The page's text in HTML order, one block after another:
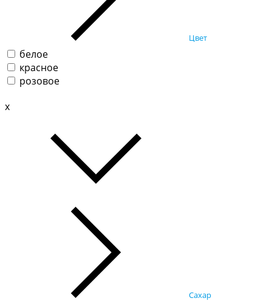
Цвет
белое
красное
розовое
x
Сахар